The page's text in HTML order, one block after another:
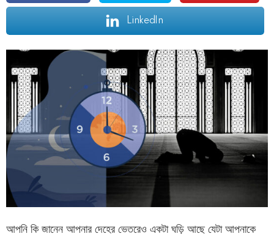
LinkedIn
আপনি কি জানেন আপনার দেহের ভেতরেও একটা ঘড়ি আছে যেটা আপনাকে